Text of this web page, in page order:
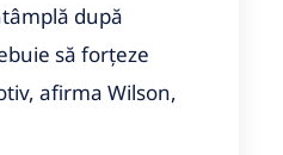
după
să forțeze
afirma Wilson,